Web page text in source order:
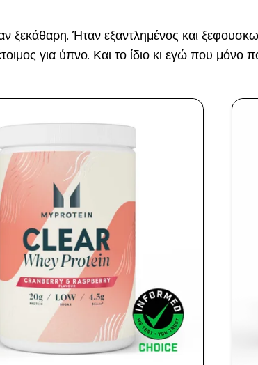
ξεκάθαρη. Ήταν εξαντλημένος και
για ύπνο. Και το ίδιο κι εγώ που μόνο